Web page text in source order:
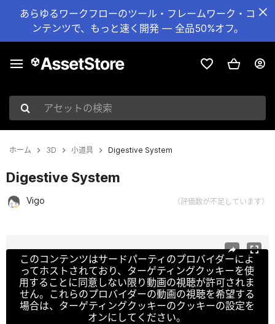
あらゆるワークフローのツール・フレームワーク・コ
ンテンツで、もっと速く開発 — 全品50%オフ。
アセットの検索
ホーム 3D 小道具 Digestive System
Digestive System
Vigo （評価数が不足しています）
このコンテンツはサードパーティのプロバイダーによ
ってホストされており、ターゲティングクッキーを使
用することに同意しない限り動画の視聴が許可されま
せん。これらのプロバイダーの動画の視聴を希望する
場合は、ターゲティングクッキーのクッキーの設定を
オンにしてください。